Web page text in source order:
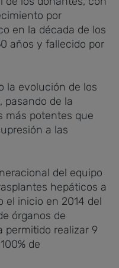
por
en la década de los
años y fallecido por
la evolución de los
pasando de la
más potentes que
a las
del equipo
hepáticos a
el inicio en 2014 del
órganos de
permitido realizar 9
de